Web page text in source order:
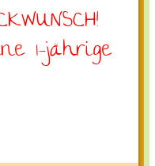
1-jährige